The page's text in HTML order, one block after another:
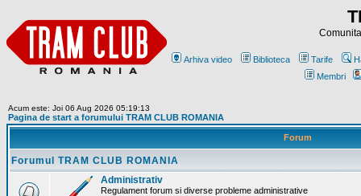
Arhiva video Biblioteca Tarife
Membri
Acum este: Joi 06 Aug 2026 05:19:13
Pagina de start a forumului TRAM CLUB ROMANIA
Forum
Forumul TRAM CLUB ROMANIA
Administrativ
Regulament forum si diverse probleme administrative